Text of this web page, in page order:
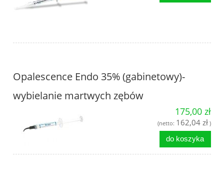
Opalescence Endo 35% (gabinetowy)-
wybielanie martwych zębów
175,00 zł
(netto: 162,04 zł )
do koszyka